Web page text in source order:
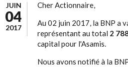
JUIN
04
2017
Cher Actionnaire,
Au 02 juin 2017, la BNP a
représentant au total 2
capital pour l'Asamis.
Nous avons notifié à la